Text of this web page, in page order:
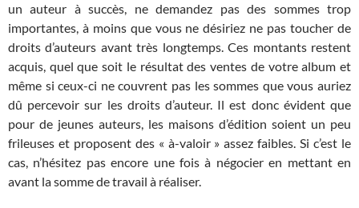
un auteur à succès, ne demandez pas des sommes trop
importantes, à moins que vous ne désiriez ne pas toucher de
droits d’auteurs avant très longtemps. Ces montants restent
acquis, quel que soit le résultat des ventes de votre album et
même si ceux-ci ne couvrent pas les sommes que vous auriez
dû percevoir sur les droits d’auteur. Il est donc évident que
pour de jeunes auteurs, les maisons d’édition soient un peu
frileuses et proposent des « à-valoir » assez faibles. Si c’est le
cas, n’hésitez pas encore une fois à négocier en mettant en
avant la somme de travail à réaliser.